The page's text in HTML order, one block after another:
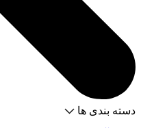
دسته بندی ها